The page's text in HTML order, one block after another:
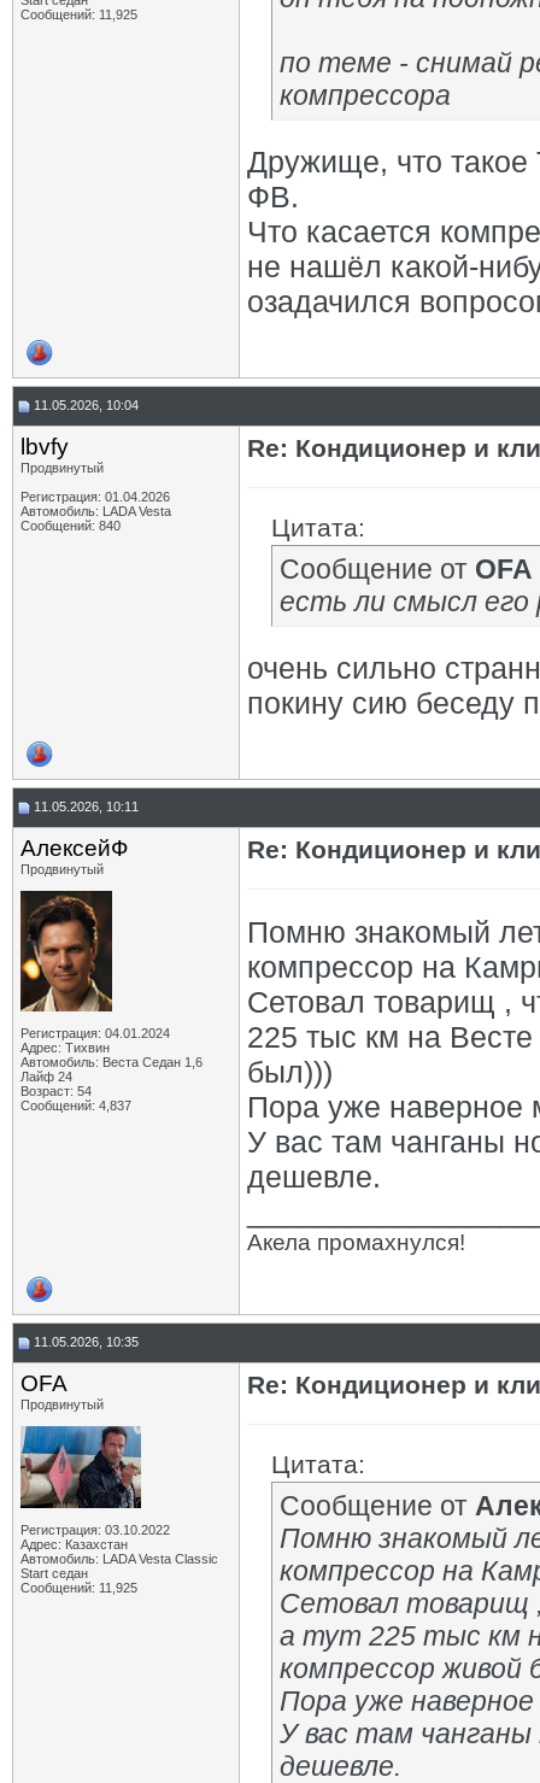
Сообщений: 11,925
по теме - снимай
компрессора
Дружище, что такое
ФВ.
Что касается
не нашёл какой-
озадачился
11.05.2026, 10:04
lbvfy
Продвинутый
Регистрация: 01.04.2026
Автомобиль: LADA Vesta
Сообщений: 840
Re: Кондиционер и
Цитата:
Сообщение от OFA
есть ли смысл
очень сильно
покину сию беседу
11.05.2026, 10:11
АлексейФ
Продвинутый
Регистрация: 04.01.2024
Адрес: Тихвин
Автомобиль: Веста Седан 1,6
Лайф 24
Возраст: 54
Сообщений: 4,837
Re: Кондиционер и
Помню знакомый
компрессор на
Сетовал товарищ ,
225 тыс км на
был)))
Пора уже наверное
У вас там чанганы
дешевле.
Акела промахнулся!
11.05.2026, 10:35
OFA
Продвинутый
Регистрация: 03.10.2022
Адрес: Казахстан
Автомобиль: LADA Vesta Classic
Start седан
Сообщений: 11,925
Re: Кондиционер и
Цитата:
Сообщение от
Помню знакомый
компрессор на
Сетовал товарищ
а тут 225 тыс км
компрессор живой
Пора уже
У вас там чанганы
дешевле.